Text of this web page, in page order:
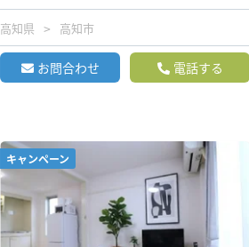
高知県 高知市
お問合わせ 電話する
キャンペーン